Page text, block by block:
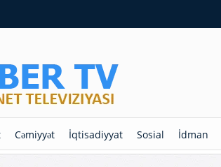
Cəmiyyət İqtisadiyyat Sosial İdman